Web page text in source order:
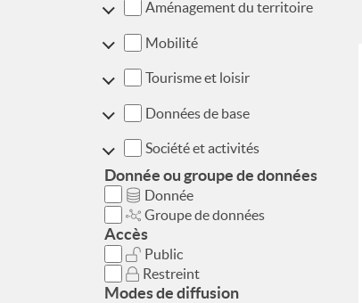
Aménagement du territoire
Mobilité
Tourisme et loisir
Données de base
Société et activités
Donnée ou groupe de données
Donnée
Groupe de données
Accès
Public
Restreint
Modes de diffusion